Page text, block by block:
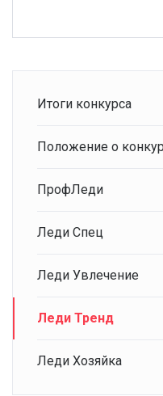
Итоги конкурса
Положение о
ПрофЛеди
Леди Спец
Леди Увлечение
Леди Тренд
Леди Хозяйка